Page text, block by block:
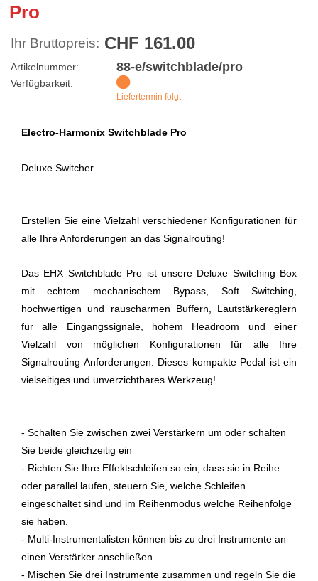
Pro
Ihr Bruttopreis: CHF 161.00
Artikelnummer: 88-e/switchblade/pro
Verfügbarkeit:
Liefertermin folgt
Electro-Harmonix Switchblade Pro
Deluxe Switcher
Erstellen Sie eine Vielzahl verschiedener Konfigurationen für
alle Ihre Anforderungen an das Signalrouting!
Das EHX Switchblade Pro ist unsere Deluxe Switching Box
mit echtem mechanischem Bypass, Soft Switching,
hochwertigen und rauscharmen Buffern, Lautstärkereglern
für alle Eingangssignale, hohem Headroom und einer
Vielzahl von möglichen Konfigurationen für alle Ihre
Signalrouting Anforderungen. Dieses kompakte Pedal ist ein
vielseitiges und unverzichtbares Werkzeug!
- Schalten Sie zwischen zwei Verstärkern um oder schalten
Sie beide gleichzeitig ein
- Richten Sie Ihre Effektschleifen so ein, dass sie in Reihe
oder parallel laufen, steuern Sie, welche Schleifen
eingeschaltet sind und im Reihenmodus welche Reihenfolge
sie haben.
- Multi-Instrumentalisten können bis zu drei Instrumente an
einen Verstärker anschließen
- Mischen Sie drei Instrumente zusammen und regeln Sie die